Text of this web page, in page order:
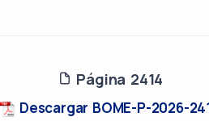
Página 2414
Descargar BOME-P-2026-